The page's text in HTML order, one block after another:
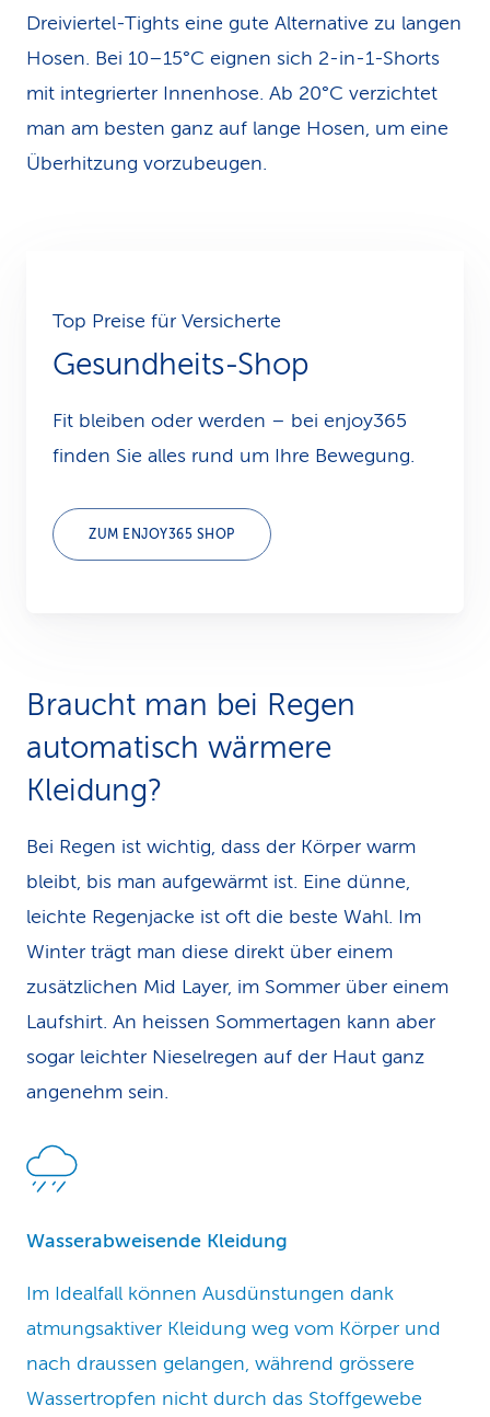
Dreiviertel-Tights eine gute Alternative zu langen
Hosen. Bei 10–15°C eignen sich 2-in-1-Shorts
mit integrierter Innenhose. Ab 20°C verzichtet
man am besten ganz auf lange Hosen, um eine
Überhitzung vorzubeugen.
Top Preise für Versicherte
Gesundheits-Shop
Fit bleiben oder werden – bei enjoy365
finden Sie alles rund um Ihre Bewegung.
ZUM ENJOY365 SHOP
Braucht man bei Regen
automatisch wärmere
Kleidung?
Bei Regen ist wichtig, dass der Körper warm
bleibt, bis man aufgewärmt ist. Eine dünne,
leichte Regenjacke ist oft die beste Wahl. Im
Winter trägt man diese direkt über einem
zusätzlichen Mid Layer, im Sommer über einem
Laufshirt. An heissen Sommertagen kann aber
sogar leichter Nieselregen auf der Haut ganz
angenehm sein.
Wasserabweisende Kleidung
Im Idealfall können Ausdünstungen dank
atmungsaktiver Kleidung weg vom Körper und
nach draussen gelangen, während grössere
Wassertropfen nicht durch das Stoffgewebe